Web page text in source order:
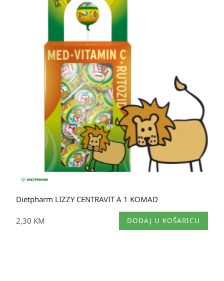
Dietpharm LIZZY CENTRAVIT A 1 KOMAD
2,30 KM DODAJ U KOŠARICU